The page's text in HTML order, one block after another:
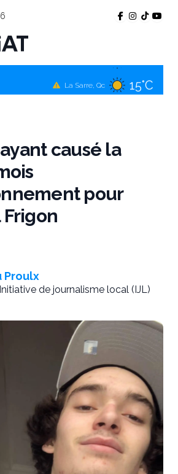
15°C
Amos, Qc
causé la
pour
Proulx
de journalisme local (IJL)